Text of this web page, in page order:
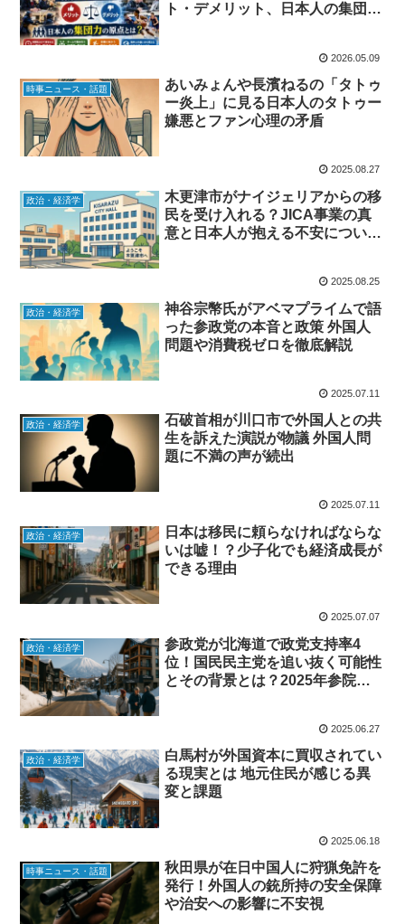
ト・デメリット、日本人の集団力
2026.05.09
時事ニュース・話題
あいみょんや長濱ねるの「タトゥ
ー炎上」に見る日本人のタトゥー
嫌悪とファン心理の矛盾
2025.08.27
政治・経済学
木更津市がナイジェリアからの移
民を受け入れる？JICA事業の真
意と日本人が抱える不安について
2025.08.25
政治・経済学
神谷宗幣氏がアベマプライムで語
った参政党の本音と政策 外国人
問題や消費税ゼロを徹底解説
2025.07.11
政治・経済学
石破首相が川口市で外国人との共
生を訴えた演説が物議 外国人問
題に不満の声が続出
2025.07.11
政治・経済学
日本は移民に頼らなければならな
いは嘘！？少子化でも経済成長が
できる理由
2025.07.07
政治・経済学
参政党が北海道で政党支持率4
位！国民民主党を追い抜く可能性
とその背景とは？2025年参院選
2025.06.27
政治・経済学
白馬村が外国資本に買収されてい
る現実とは 地元住民が感じる異
変と課題
2025.06.18
時事ニュース・話題
秋田県が在日中国人に狩猟免許を
発行！外国人の銃所持の安全保障
や治安への影響に不安視